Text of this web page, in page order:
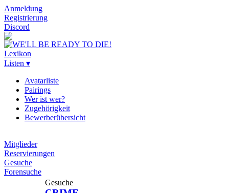
Anmeldung
Registrierung
Discord
Lexikon
Listen ▾
Avatarliste
Pairings
Wer ist wer?
Zugehörigkeit
Bewerberübersicht
Mitglieder
Reservierungen
Gesuche
Forensuche
Gesuche